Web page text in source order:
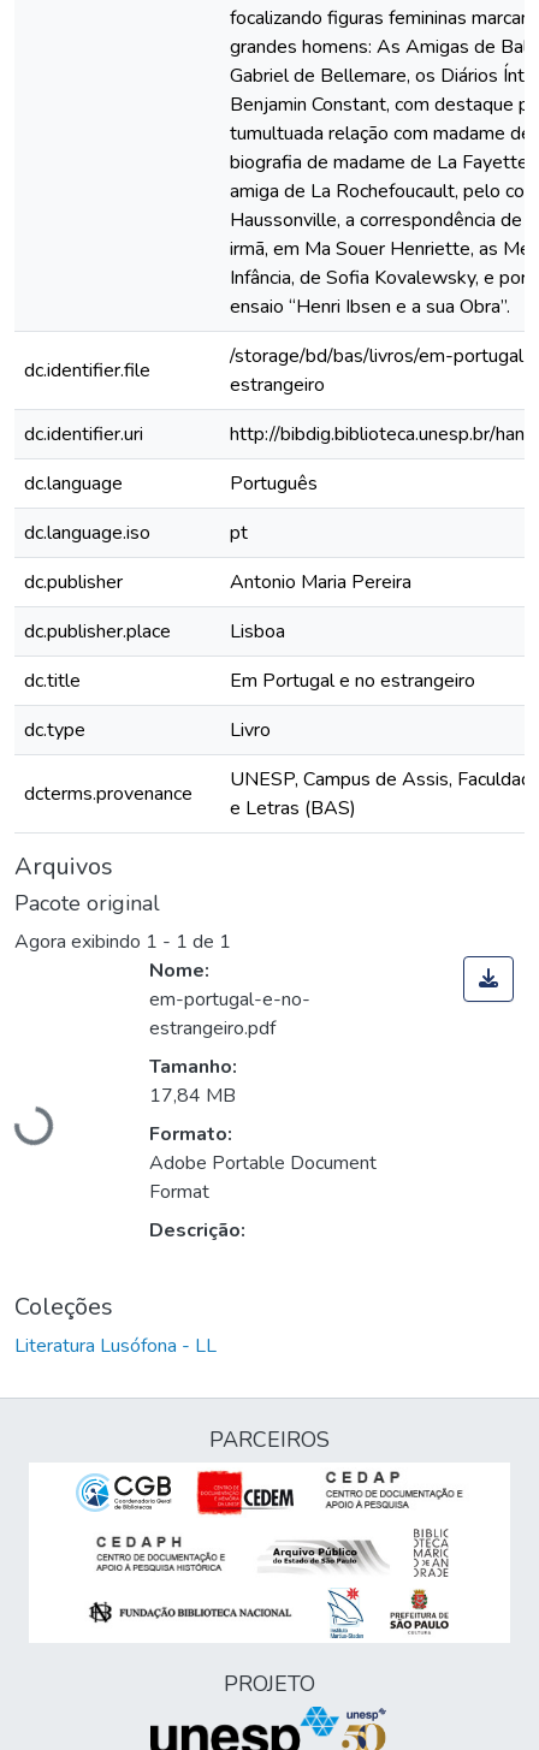
focalizando figuras femininas
grandes homens: As Amigas de
Gabriel de Bellemare, os Diários
Benjamin Constant, com destaque
tumultuada relação com madame de
biografia de madame de La Fayette,
amiga de La Rochefoucault, pelo
Haussonville, a correspondência de
irmã, em Ma Souer Henriette, as
Infância, de Sofia Kovalewsky, e por
ensaio “Henri Ibsen e a sua Obra”.
dc.identifier.file
/storage/bd/bas/livros/em-
estrangeiro
dc.identifier.uri
http://bibdig.biblioteca.unesp.br/
dc.language
Português
dc.language.iso
pt
dc.publisher
Antonio Maria Pereira
dc.publisher.place
Lisboa
dc.title
Em Portugal e no estrangeiro
dc.type
Livro
dcterms.provenance
UNESP, Campus de Assis,
e Letras (BAS)
Arquivos
Pacote original
Agora exibindo 1 - 1 de 1
Carregando...
Nome:
em-portugal-e-no-
estrangeiro.pdf
Tamanho:
17,84 MB
Formato:
Adobe Portable Document
Format
Descrição:
Coleções
Literatura Lusófona - LL
PARCEIROS
PROJETO